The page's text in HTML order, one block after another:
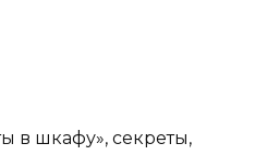
в шкафу», секреты,